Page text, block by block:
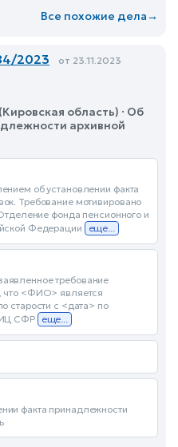
Все похожие дела→
2023 от 23.11.2023
область) · Об
архивной
об установлении факта
Требование мотивировано
фонда пенсионного и
Федерации
еще...
требование
что <ФИО> является
старости с <дата> по
СФР еще...
факта принадлежности